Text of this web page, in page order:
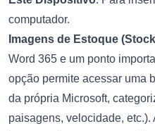
computador.
Imagens de Estoque
Word 365 e um ponto
opção permite acessar uma
da própria Microsoft,
paisagens, velocidade,